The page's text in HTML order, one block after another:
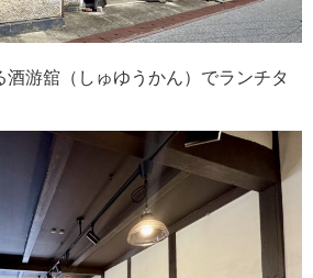
游舘（しゅゆうかん）でランチタ